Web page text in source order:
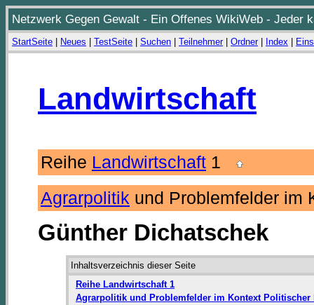
Netzwerk Gegen Gewalt - Ein Offenes WikiWeb - Jeder
StartSeite Neues TestSeite Suchen Teilnehmer| Ordner| Index
Landwirtschaft
Reihe Landwirtschaft 1
Agrarpolitik und Problemfelder im
Günther Dichatschek
Inhaltsverzeichnis dieser Seite
Reihe Landwirtschaft 1
Agrarpolitik und Problemfelder im Kontext Politischer